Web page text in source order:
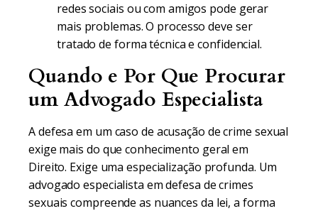
redes sociais ou com amigos pode gerar
mais problemas. O processo deve ser
tratado de forma técnica e confidencial.
Quando e Por Que Procurar
um Advogado Especialista
A defesa em um caso de acusação de crime sexual
exige mais do que conhecimento geral em
Direito. Exige uma especialização profunda. Um
advogado especialista em defesa de crimes
sexuais compreende as nuances da lei, a forma